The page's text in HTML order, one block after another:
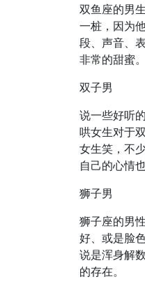
双鱼座的男
一桩，因为
段、声音、
非常的甜蜜。
双子男
说一些好听
哄女生对于
女生笑，不
自己的心情
狮子男
狮子座的男
好、或是脸
说是浑身解
的存在。